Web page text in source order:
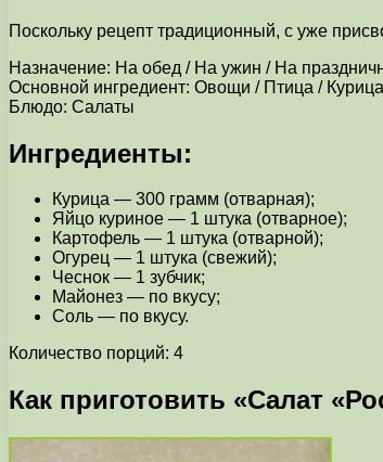
Поскольку рецепт традиционный, с уже
Назначение: На обед / На ужин / На
Основной ингредиент: Овощи / Птица / Курица
Блюдо: Салаты
Ингредиенты:
Курица — 300 грамм (отварная);
Яйцо куриное — 1 штука (отварное);
Картофель — 1 штука (отварной);
Огурец — 1 штука (свежий);
Чеснок — 1 зубчик;
Майонез — по вкусу;
Соль — по вкусу.
Количество порций: 4
Как приготовить «Салат